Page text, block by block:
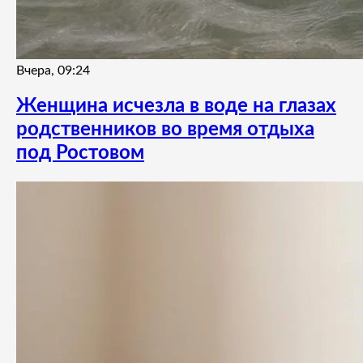
Вчера, 09:24
Женщина исчезла в воде на глазах
родственников во время отдыха
под Ростовом